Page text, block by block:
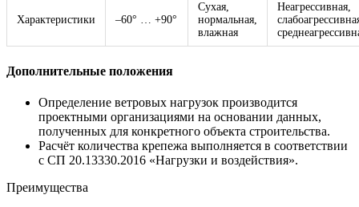
Характеристики –60° … +90°
Сухая,
нормальная,
влажная
Неагрессивная,
Дополнительные положения
Определение ветровых нагрузок производится
проектными организациями на основании данных,
полученных для конкретного объекта строительства.
Расчёт количества крепежа выполняется в соответствии
с СП 20.13330.2016 «Нагрузки и воздействия».
Преимущества